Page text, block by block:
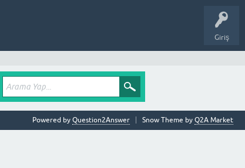
Giriş
Snow Theme by Q2A Market
Powered by Question2Answer